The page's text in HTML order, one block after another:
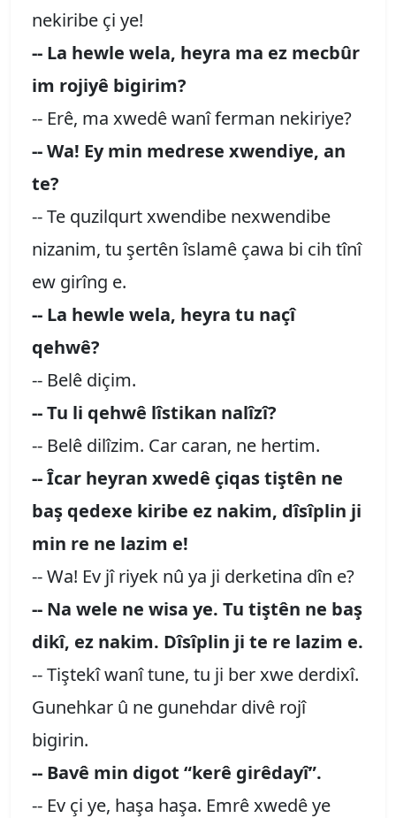
nekiribe çi ye!
-- La hewle wela, heyra ma ez mecbûr
im rojiyê bigirim?
-- Erê, ma xwedê wanî ferman nekiriye?
-- Wa! Ey min medrese xwendiye, an
te?
-- Te quzilqurt xwendibe nexwendibe
nizanim, tu şertên îslamê çawa bi cih tînî
ew girîng e.
-- La hewle wela, heyra tu naçî
qehwê?
-- Belê diçim.
-- Tu li qehwê lîstikan nalîzî?
-- Belê dilîzim. Car caran, ne hertim.
-- Îcar heyran xwedê çiqas tiştên ne
baş qedexe kiribe ez nakim, dîsîplin ji
min re ne lazim e!
-- Wa! Ev jî riyek nû ya ji derketina dîn e?
-- Na wele ne wisa ye. Tu tiştên ne baş
dikî, ez nakim. Dîsîplin ji te re lazim e.
-- Tiştekî wanî tune, tu ji ber xwe derdixî.
Gunehkar û ne gunehdar divê rojî
bigirin.
-- Bavê min digot “kerê girêdayî”.
-- Ev çi ye, haşa haşa. Emrê xwedê ye